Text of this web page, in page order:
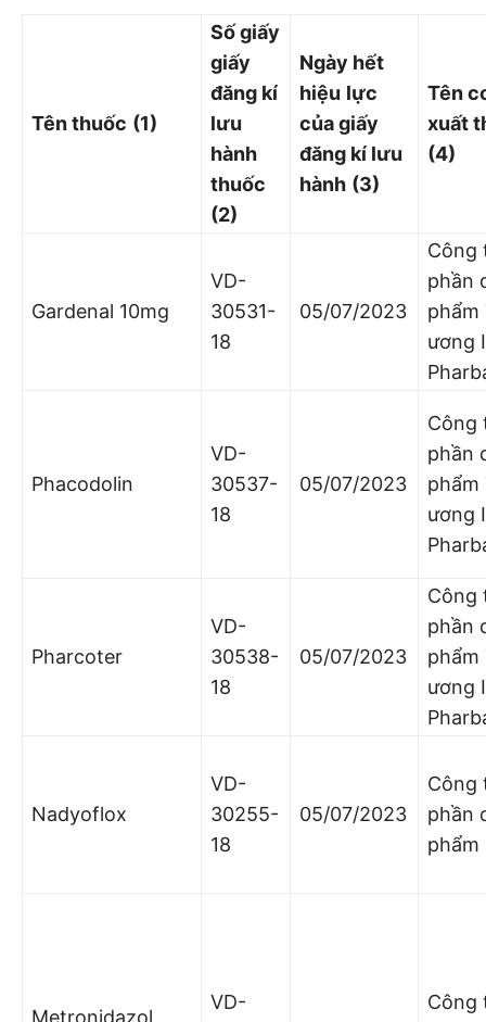
Tên thuốc (1)
Số giấy
giấy
đăng kí
lưu
hành
thuốc
(2)
Ngày hết
hiệu lực
của giấy
đăng kí lưu
hành (3)
Tên
xuất
(4)
Gardenal 10mg
VD-
30531-
18
05/07/2023
Công
phần
phẩm
ương
Phacodolin
VD-
30537-
18
05/07/2023
Công
phần
phẩm
ương
Pharcoter
VD-
30538-
18
05/07/2023
Công
phần
phẩm
ương
Nadyoflox
VD-
30255-
18
05/07/2023
Công
phần
phẩm
Metronidazol
VD-
Công